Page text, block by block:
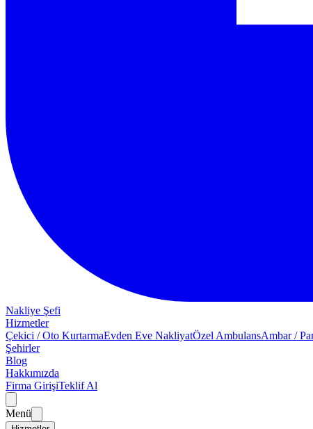
Nakliye Şefi
Hizmetler
Çekici / Oto KurtarmaEvden Eve NakliyatÖzel AmbulansAmbar /
Şehirler
Blog
Hakkımızda
Firma GirişiTeklif Al
Menü